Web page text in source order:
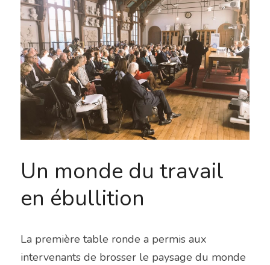
Un monde du travail
en ébullition
La première table ronde a permis aux
intervenants de brosser le paysage du monde